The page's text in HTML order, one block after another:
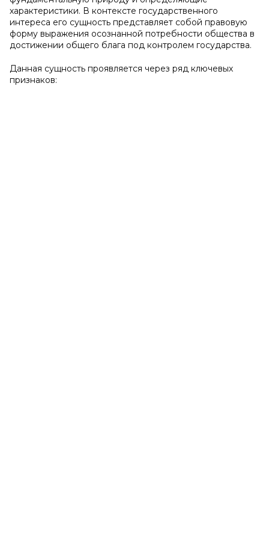
характеристики. В контексте государственного
интереса его сущность представляет собой правовую
форму выражения осознанной потребности общества в
достижении общего блага под контролем государства.
Данная сущность проявляется через ряд ключевых
признаков: